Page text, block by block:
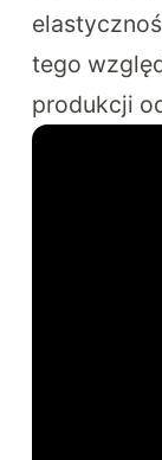
tego
produkcji